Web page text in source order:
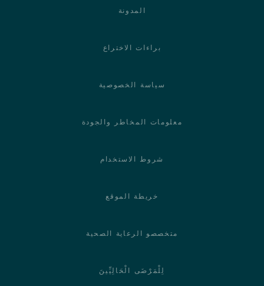
المدونة
براءات الاختراع
سياسة الخصوصية
معلومات المخاطر والجودة
شروط الاستخدام
خريطة الموقع
متخصصو الرعاية الصحية
لِلْمَرْضَى الْحَالِيِّينَ